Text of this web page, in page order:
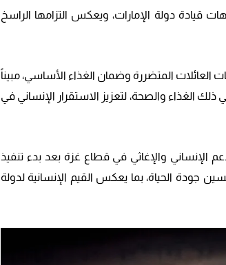
قيادة دولة الإمارات، ويعكس التزامها الراسخ
العائلات المتضررة وضمان الغذاء الأساسي، مبيناً
بما في ذلك الغذاء والصحة، لتعزيز الاستقرار الإنساني في
“الفارس الشهم 3” تشهد تكثيف الدعم الإنساني والإغاثي في قطاع غزة بعد بدء تنفيذ
جودة الحياة، بما يعكس القيم الإنسانية لدولة